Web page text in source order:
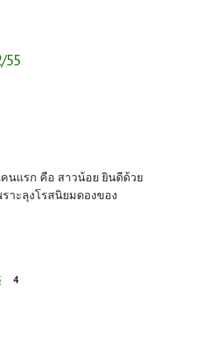
55
นแรก คือ สาวน้อย ยินดีด้วย
าะลุงโรสนิยมดองของ
4